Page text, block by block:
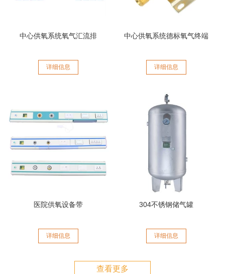
中心供氧系统氧气汇流排
详细信息
中心供氧系统德标氧气终端
详细信息
医院供氧设备带
详细信息
304不锈钢储气罐
详细信息
查看更多